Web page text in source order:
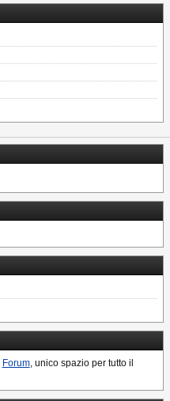
Forum, unico spazio per tutto il